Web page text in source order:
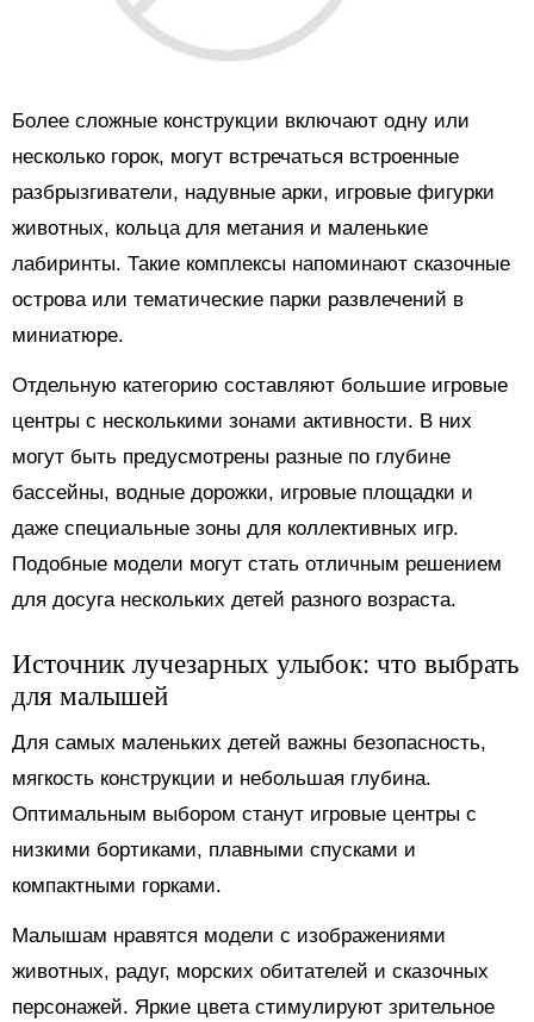
Более сложные конструкции включают одну или
несколько горок, могут встречаться встроенные
разбрызгиватели, надувные арки, игровые фигурки
животных, кольца для метания и маленькие
лабиринты. Такие комплексы напоминают сказочные
острова или тематические парки развлечений в
миниатюре.
Отдельную категорию составляют большие игровые
центры с несколькими зонами активности. В них
могут быть предусмотрены разные по глубине
бассейны, водные дорожки, игровые площадки и
даже специальные зоны для коллективных игр.
Подобные модели могут стать отличным решением
для досуга нескольких детей разного возраста.
Источник лучезарных улыбок: что выбрать
для малышей
Для самых маленьких детей важны безопасность,
мягкость конструкции и небольшая глубина.
Оптимальным выбором станут игровые центры с
низкими бортиками, плавными спусками и
компактными горками.
Малышам нравятся модели с изображениями
животных, радуг, морских обитателей и сказочных
персонажей. Яркие цвета стимулируют зрительное